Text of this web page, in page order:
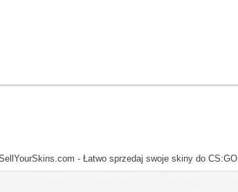
- Łatwo sprzedaj swoje skiny do CS:GO